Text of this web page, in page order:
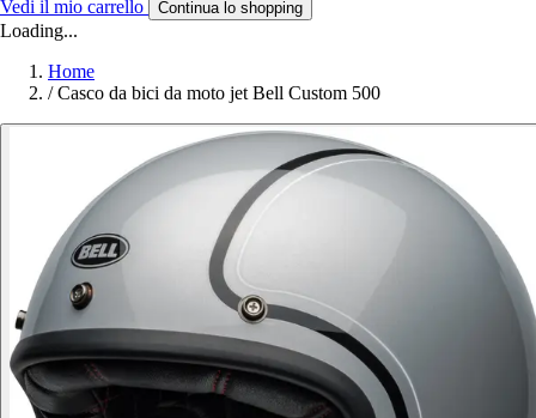
Vedi il mio carrello Continua lo shopping
Loading...
Home
/ Casco da bici da moto jet Bell Custom 500